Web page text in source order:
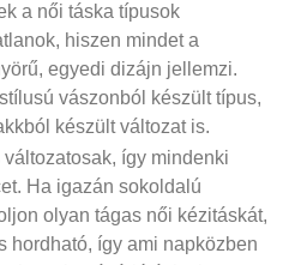
a női táska típusok
hiszen mindet a
egyedi dizájn jellemzi.
vászonból készült típus,
készült változat is.
így mindenki
Ha igazán sokoldalú
olyan tágas női kézitáskát,
hordható, így ami napközben